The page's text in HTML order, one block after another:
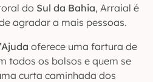
do Sul da Bahia, Arraial é
agradar a mais pessoas.
oferece uma fartura de
todos os bolsos e quem se
curta caminhada dos